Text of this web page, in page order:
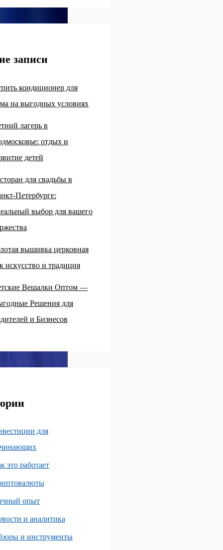
записи
кондиционер для
на выгодных условиях
лагерь в
отдых и
детей
для свадьбы в
Петербурге:
выбор для вашего
вышивка церковная
искусство и традиция
Вешалки Оптом —
Решения для
и Бизнесов
для
это работает
опыт
и аналитика
и инструменты